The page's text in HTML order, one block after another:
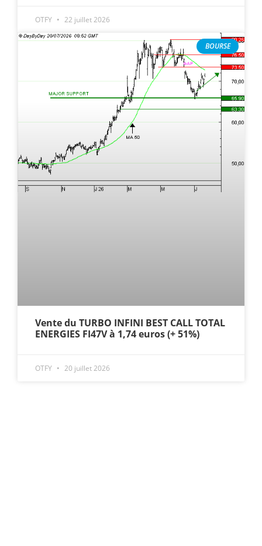
OTFY 22 juillet 2026
BOURSE
Vente du TURBO INFINI BEST CALL TOTAL
ENERGIES FI47V à 1,74 euros (+ 51%)
OTFY 20 juillet 2026